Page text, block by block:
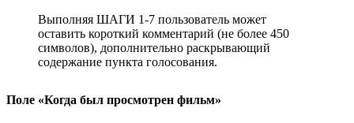
Выполняя ШАГИ 1-7 пользователь может
оставить короткий комментарий (не более 450
символов), дополнительно раскрывающий
содержание пункта голосования.
Поле «Когда был просмотрен фильм»